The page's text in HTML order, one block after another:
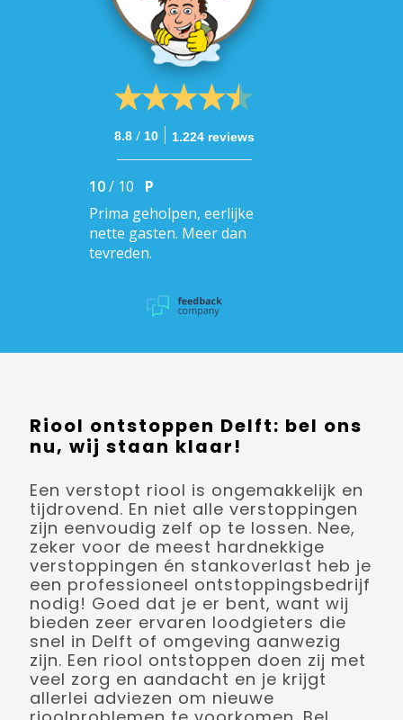
8.8 / 10 1.224 reviews
10/ 10
P
Prima geholpen, eerlijke
nette gasten. Meer dan
tevreden.
Riool ontstoppen Delft: bel ons
nu, wij staan klaar!
Een verstopt riool is ongemakkelijk en
tijdrovend. En niet alle verstoppingen
zijn eenvoudig zelf op te lossen. Nee,
zeker voor de meest hardnekkige
verstoppingen én stankoverlast heb je
een professioneel ontstoppingsbedrijf
nodig! Goed dat je er bent, want wij
bieden zeer ervaren loodgieters die
snel in Delft of omgeving aanwezig
zijn. Een riool ontstoppen doen zij met
veel zorg en aandacht en je krijgt
allerlei adviezen om nieuwe